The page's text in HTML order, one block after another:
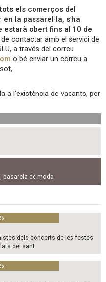
tots els comerços del
la passarel·la, s’ha
estarà obert fins al 10 de
contactar amb el servici de
a través del correu
o bé enviar un correu a
a l’existència de vacants, per
, pasarela de moda
dels concerts de les festes
del sant